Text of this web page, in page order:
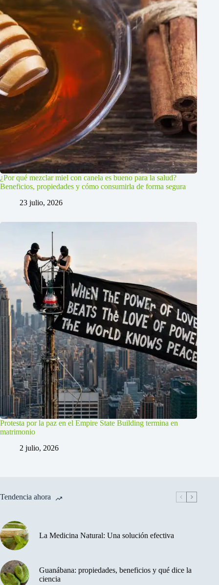
¿Por qué mezclar miel con canela es bueno para la salud?
Beneficios, propiedades y cómo consumirla de forma segura
23 julio, 2026
Protesta por la paz en el Empire State Building termina en
matrimonio
2 julio, 2026
Tendencia ahora
La Medicina Natural: Una solución efectiva
Guanábana: propiedades, beneficios y qué dice la
ciencia